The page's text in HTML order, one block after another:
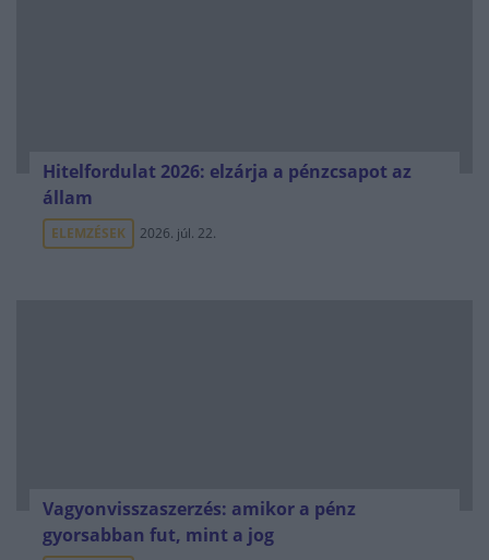
Hitelfordulat 2026: elzárja a pénzcsapot az
állam
ELEMZÉSEK 2026. júl. 22.
Vagyonvisszaszerzés: amikor a pénz
gyorsabban fut, mint a jog